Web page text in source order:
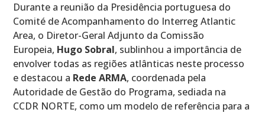
Durante a reunião da Presidência portuguesa do
Comité de Acompanhamento do Interreg Atlantic
Area, o Diretor-Geral Adjunto da Comissão
Europeia, Hugo Sobral, sublinhou a importância de
envolver todas as regiões atlânticas neste processo
e destacou a Rede ARMA, coordenada pela
Autoridade de Gestão do Programa, sediada na
CCDR NORTE, como um modelo de referência para a